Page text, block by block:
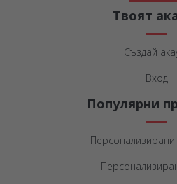
Твоят
Създай
Вход
Популярни